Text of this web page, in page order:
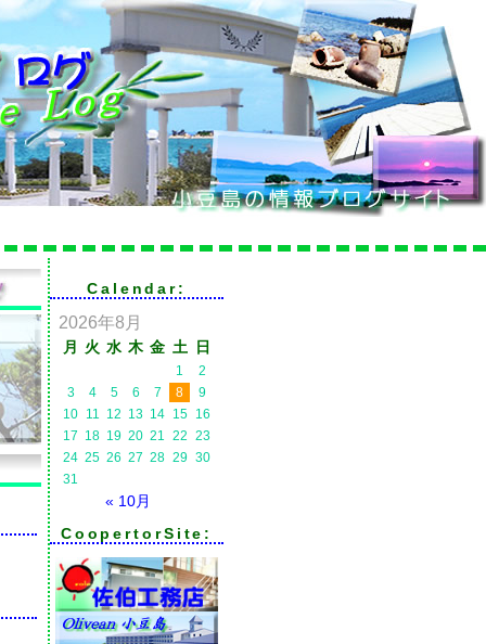
Calendar:
2026年8月
月 火 水 木 金 土 日
1
2
3
4 5 6 7 8
9
10 11 12 13 14 15
16
17 18 19 20 21 22 23
24 25 26 27 28 29 30
31
« 10月
CoopertorSite: